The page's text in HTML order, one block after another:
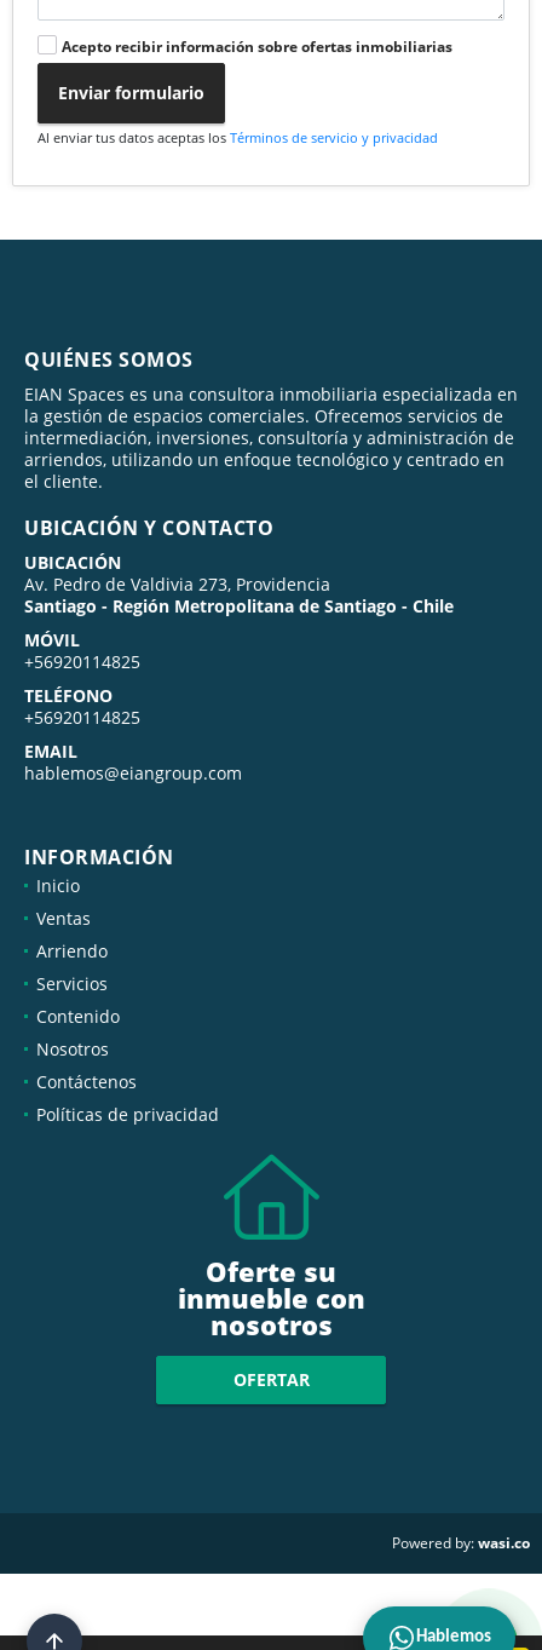
Acepto recibir información sobre ofertas inmobiliarias
Enviar formulario
Al enviar tus datos aceptas los Términos de servicio y privacidad
QUIÉNES SOMOS
EIAN Spaces es una consultora inmobiliaria especializada en
la gestión de espacios comerciales. Ofrecemos servicios de
intermediación, inversiones, consultoría y administración de
arriendos, utilizando un enfoque tecnológico y centrado en
el cliente.
UBICACIÓN Y CONTACTO
UBICACIÓN
Av. Pedro de Valdivia 273, Providencia
Santiago - Región Metropolitana de Santiago - Chile
MÓVIL
+56920114825
TELÉFONO
+56920114825
EMAIL
hablemos@eiangroup.com
INFORMACIÓN
Inicio
Ventas
Arriendo
Servicios
Contenido
Nosotros
Contáctenos
Políticas de privacidad
Oferte su
inmueble con
nosotros
OFERTAR
Powered by:wasi.co
Hablemos